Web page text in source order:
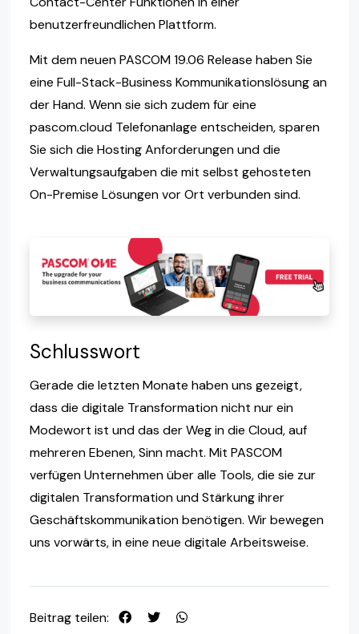
benutzerfreundlichen Plattform.
Mit dem neuen PASCOM 19.06 Release haben Sie
eine Full-Stack-Business Kommunikationslösung an
der Hand. Wenn sie sich zudem für eine
pascom.cloud Telefonanlage entscheiden, sparen
Sie sich die Hosting Anforderungen und die
Verwaltungsaufgaben die mit selbst gehosteten
On-Premise Lösungen vor Ort verbunden sind.
Schlusswort
Gerade die letzten Monate haben uns gezeigt,
dass die digitale Transformation nicht nur ein
Modewort ist und das der Weg in die Cloud, auf
mehreren Ebenen, Sinn macht. Mit PASCOM
verfügen Unternehmen über alle Tools, die sie zur
digitalen Transformation und Stärkung ihrer
Geschäftskommunikation benötigen. Wir bewegen
uns vorwärts, in eine neue digitale Arbeitsweise.
Beitrag teilen: